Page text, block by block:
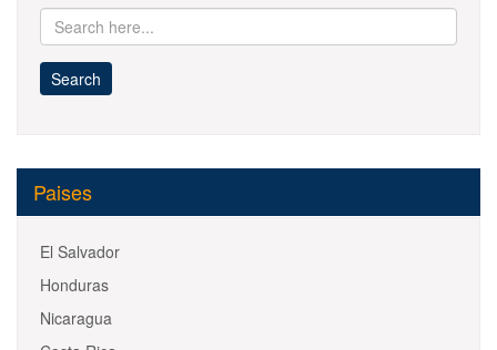
Paises
El Salvador
Honduras
Nicaragua